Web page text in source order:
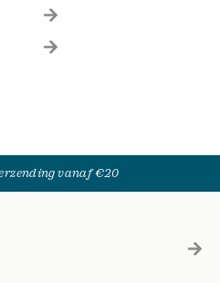
vanaf €20